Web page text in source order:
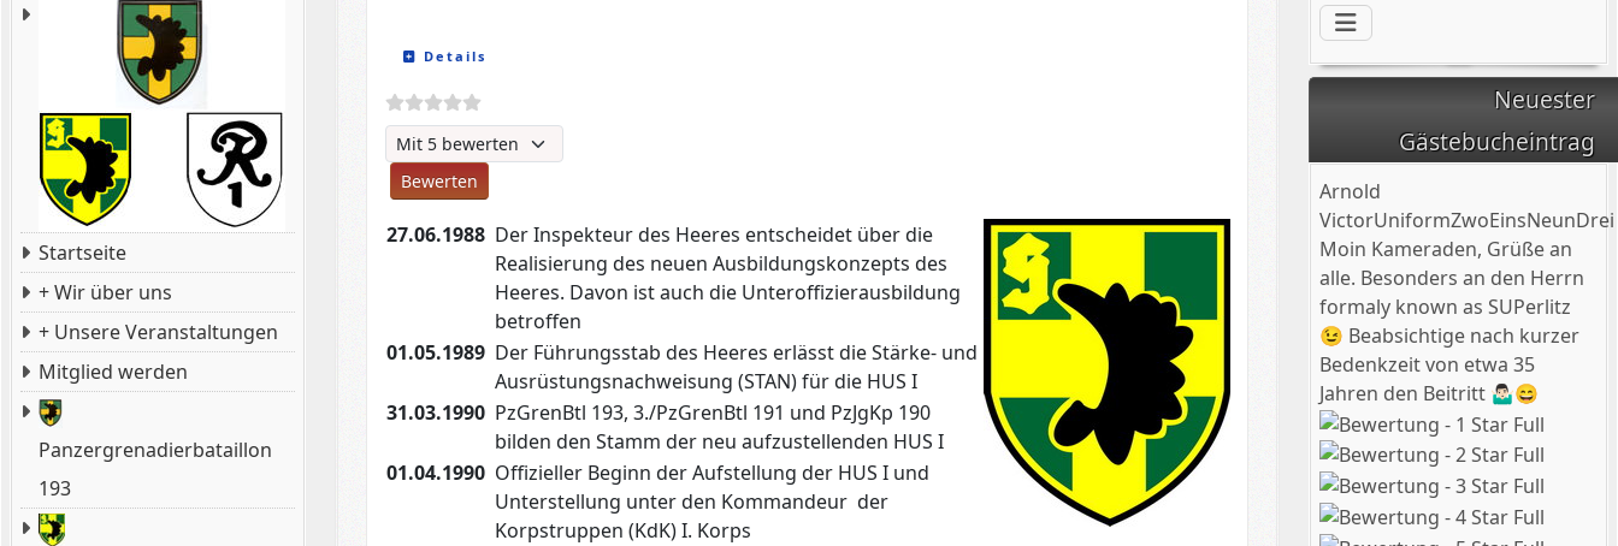
Startseite
+ Wir über uns
+ Unsere Veranstaltungen
Mitglied werden
Panzergrenadierbataillon
193
Neuester
Gästebucheintrag
Arnold
VictorUniformZwoEinsNeunDrei
Moin Kameraden, Grüße an
alle. Besonders an den Herrn
formaly known as SUPerlitz
😉 Beabsichtige nach kurzer
Bedenkzeit von etwa 35
Jahren den Beitritt 🤷🏻‍♂️😄
Details
Bitte bewerten
27.06.1988 Der Inspekteur des Heeres entscheidet über die
Realisierung des neuen Ausbildungskonzepts des
Heeres. Davon ist auch die Unteroffizierausbildung
betroffen
01.05.1989 Der Führungsstab des Heeres erlässt die Stärke- und
Ausrüstungsnachweisung (STAN) für die HUS I
31.03.1990 PzGrenBtl 193, 3./PzGrenBtl 191 und PzJgKp 190
bilden den Stamm der neu aufzustellenden HUS I
01.04.1990 Offizieller Beginn der Aufstellung der HUS I und
Unterstellung unter den Kommandeur der
Korpstruppen (KdK) I. Korps